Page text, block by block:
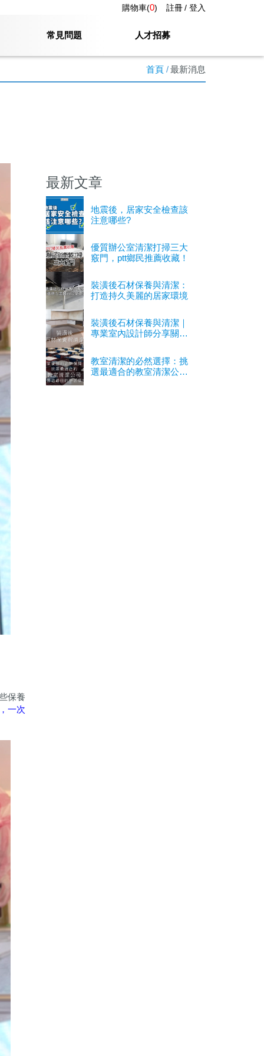
註冊 登入
購物車(0)
常見問題 人才招募
首頁 最新消息
保養
一次
最新文章
地震後，居家安全檢查該
注意哪些?
優質辦公室清潔打掃三大
竅門，ptt鄉民推薦收藏！
裝潢後石材保養與清潔：
打造持久美麗的居家環境
裝潢後石材保養與清潔｜
專業室內設計師分享關鍵
教室清潔的必然選擇：挑
選最適合的教室清潔公司